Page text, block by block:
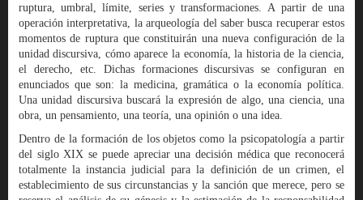
ruptura, umbral, límite, series y transformaciones. A partir de una
operación interpretativa, la arqueología del saber busca recuperar estos
momentos de ruptura que constituirán una nueva configuración de la
unidad discursiva, cómo aparece la economía, la historia de la ciencia,
el derecho, etc. Dichas formaciones discursivas se configuran en
enunciados que son: la medicina, gramática o la economía política.
Una unidad discursiva buscará la expresión de algo, una ciencia, una
obra, un pensamiento, una teoría, una opinión o una idea.
Dentro de la formación de los objetos como la psicopatología a partir
del siglo XIX se puede apreciar una decisión médica que reconocerá
totalmente la instancia judicial para la definición de un crimen, el
establecimiento de sus circunstancias y la sanción que merece, pero se